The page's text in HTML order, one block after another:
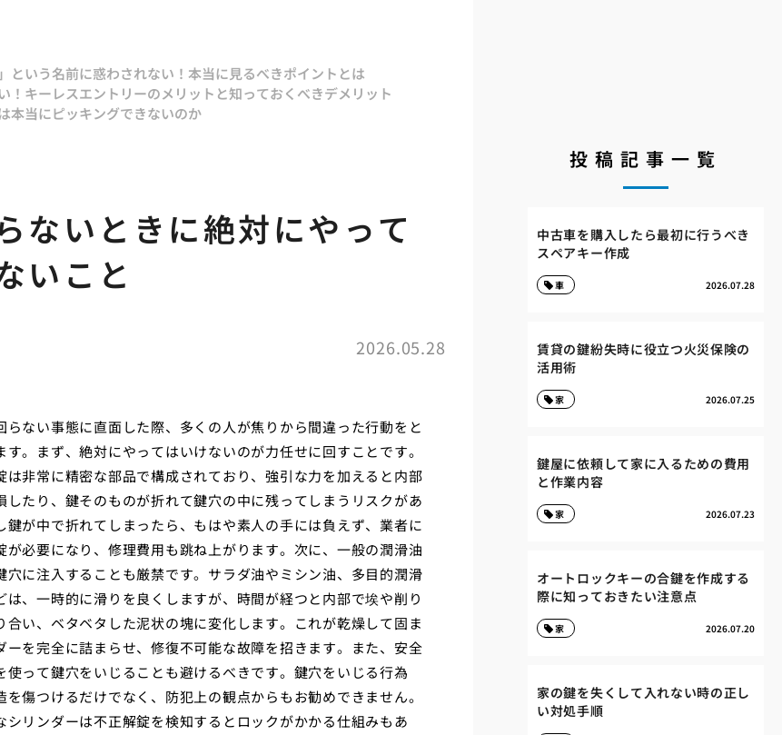
という名前に惑わされない！本当に見るべきポイントとは
！キーレスエントリーのメリットと知っておくべきデメリット
本当にピッキングできないのか
ないときに絶対にやって
いこと
2026.05.28
らない事態に直面した際、多くの人が焦りから間違った行動をと
す。まず、絶対にやってはいけないのが力任せに回すことです。
は非常に精密な部品で構成されており、強引な力を加えると内部
したり、鍵そのものが折れて鍵穴の中に残ってしまうリスクがあ
鍵が中で折れてしまったら、もはや素人の手には負えず、業者に
が必要になり、修理費用も跳ね上がります。次に、一般の潤滑油
穴に注入することも厳禁です。サラダ油やミシン油、多目的潤滑
は、一時的に滑りを良くしますが、時間が経つと内部で埃や削り
合い、ベタベタした泥状の塊に変化します。これが乾燥して固ま
ーを完全に詰まらせ、修復不可能な故障を招きます。また、安全
使って鍵穴をいじることも避けるべきです。鍵穴をいじる行為
を傷つけるだけでなく、防犯上の観点からもお勧めできません。
シリンダーは不正解錠を検知するとロックがかかる仕組みもあ
投稿記事一覧
中古車を購入したら最初に行うべき
スペアキー作成
2026.07.28
車
賃貸の鍵紛失時に役立つ火災保険の
活用術
2026.07.25
家
鍵屋に依頼して家に入るための費用
と作業内容
2026.07.23
家
オートロックキーの合鍵を作成する
際に知っておきたい注意点
2026.07.20
家
家の鍵を失くして入れない時の正し
い対処手順